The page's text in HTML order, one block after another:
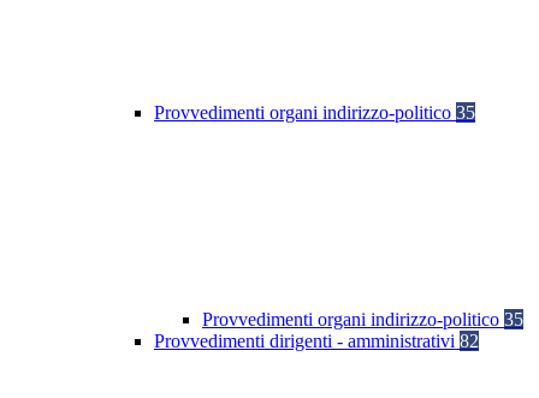
Provvedimenti organi indirizzo-politico 35
Provvedimenti organi indirizzo-politico 35
Provvedimenti dirigenti - amministrativi 82